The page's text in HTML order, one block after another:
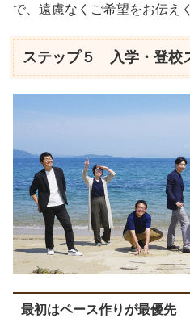
で、遠慮なくご希望をお伝え
ステップ５ 入学・登校
最初はペース作りが最優先